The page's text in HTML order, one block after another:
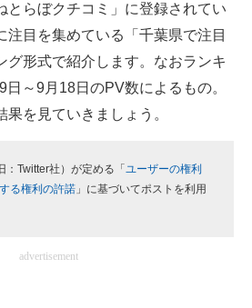
支援
イト
イト
ア
の話題
らぼクチコミ」に登録されてい
注目を集めている「千葉県で注目
グ形式で紹介します。なおランキ
～9月18日のPV数によるもの。
を見ていきましょう。
：Twitter社）が定める「 ユーザーの権利
る権利の許諾 」に基づいてポストを利用
advertisement